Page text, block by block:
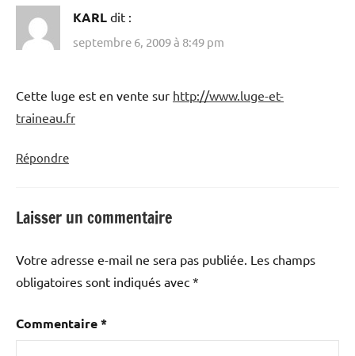
KARL dit :
septembre 6, 2009 à 8:49 pm
Cette luge est en vente sur http://www.luge-et-
traineau.fr
Répondre
Laisser un commentaire
Votre adresse e-mail ne sera pas publiée. Les champs
obligatoires sont indiqués avec *
Commentaire*